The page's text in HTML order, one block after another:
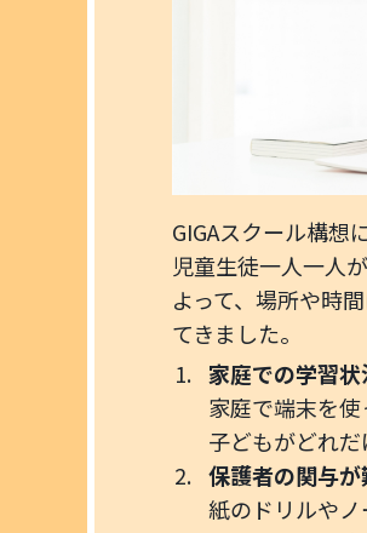
GIGAスクール構想
児童生徒一人一人
よって、場所や時
てきました。
家庭での学習状
家庭で端末を
子どもがどれ
保護者の関与
紙のドリルや